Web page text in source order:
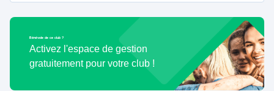
Bénévole de ce club ?
Activez l'espace de gestion
gratuitement pour votre club !